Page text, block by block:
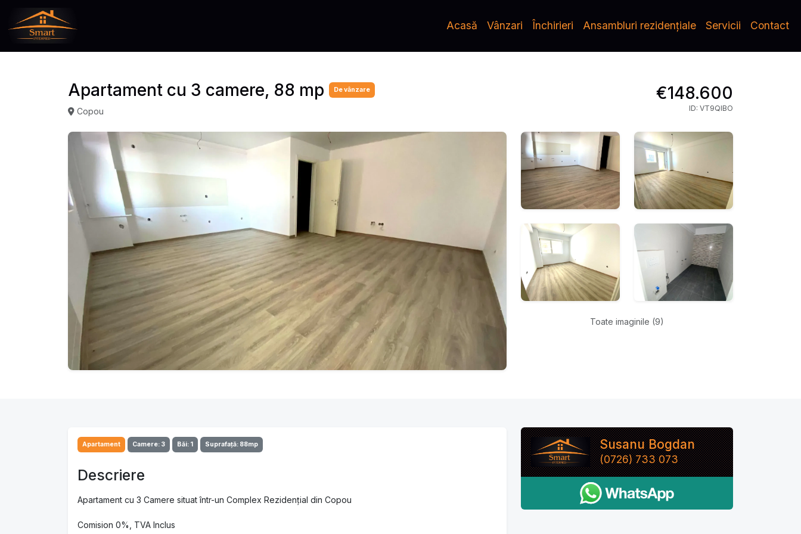
Acasă Vânzari Închirieri Ansambluri rezidențiale Servicii Contact
Apartament cu 3 camere, 88 mp De vânzare
Copou
€148.600
ID: VT9QIBO
Toate imaginile (9)
Susanu Bogdan
(0726) 733 073
Apartament Camere: 3 Băi: 1 Suprafață: 88mp
Descriere
Apartament cu 3 Camere situat într-un Complex Rezidențial din Copou
Comision 0%, TVA Inclus